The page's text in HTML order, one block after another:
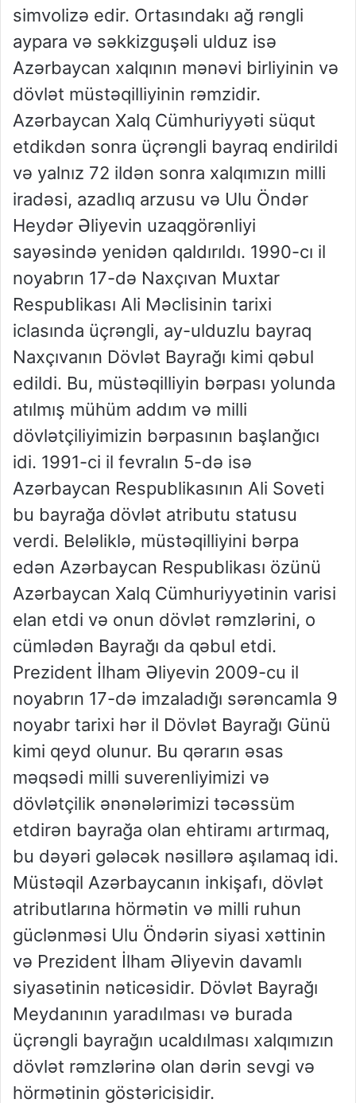
simvolizə edir. Ortasındakı ağ rəngli
aypara və səkkizguşəli ulduz isə
Azərbaycan xalqının mənəvi birliyinin və
dövlət müstəqilliyinin rəmzidir.
Azərbaycan Xalq Cümhuriyyəti süqut
etdikdən sonra üçrəngli bayraq endirildi
və yalnız 72 ildən sonra xalqımızın milli
iradəsi, azadlıq arzusu və Ulu Öndər
Heydər Əliyevin uzaqgörənliyi
sayəsində yenidən qaldırıldı. 1990-cı il
noyabrın 17-də Naxçıvan Muxtar
Respublikası Ali Məclisinin tarixi
iclasında üçrəngli, ay-ulduzlu bayraq
Naxçıvanın Dövlət Bayrağı kimi qəbul
edildi. Bu, müstəqilliyin bərpası yolunda
atılmış mühüm addım və milli
dövlətçiliyimizin bərpasının başlanğıcı
idi. 1991-ci il fevralın 5-də isə
Azərbaycan Respublikasının Ali Soveti
bu bayrağa dövlət atributu statusu
verdi. Beləliklə, müstəqilliyini bərpa
edən Azərbaycan Respublikası özünü
Azərbaycan Xalq Cümhuriyyətinin varisi
elan etdi və onun dövlət rəmzlərini, o
cümlədən Bayrağı da qəbul etdi.
Prezident İlham Əliyevin 2009-cu il
noyabrın 17-də imzaladığı sərəncamla 9
noyabr tarixi hər il Dövlət Bayrağı Günü
kimi qeyd olunur. Bu qərarın əsas
məqsədi milli suverenliyimizi və
dövlətçilik ənənələrimizi təcəssüm
etdirən bayrağa olan ehtiramı artırmaq,
bu dəyəri gələcək nəsillərə aşılamaq idi.
Müstəqil Azərbaycanın inkişafı, dövlət
atributlarına hörmətin və milli ruhun
güclənməsi Ulu Öndərin siyasi xəttinin
və Prezident İlham Əliyevin davamlı
siyasətinin nəticəsidir. Dövlət Bayrağı
Meydanının yaradılması və burada
üçrəngli bayrağın ucaldılması xalqımızın
dövlət rəmzlərinə olan dərin sevgi və
hörmətinin göstəricisidir.